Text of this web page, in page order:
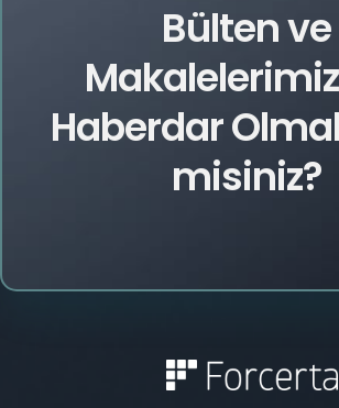
Bülten ve
Haberdar
misiniz?